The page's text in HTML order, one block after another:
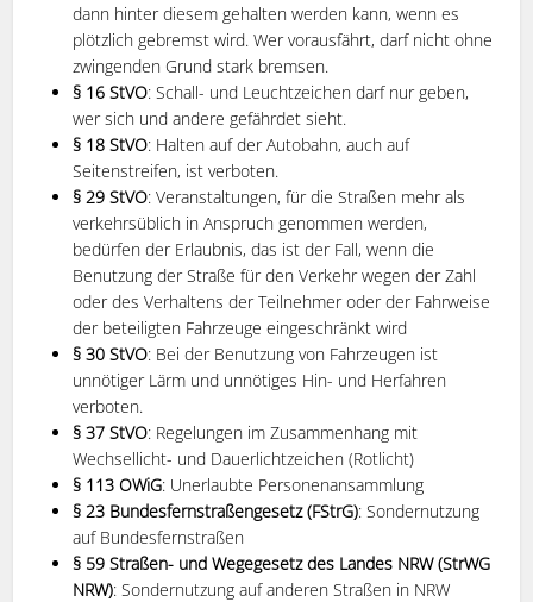
dann hinter diesem gehalten werden kann, wenn es
plötzlich gebremst wird. Wer vorausfährt, darf nicht ohne
zwingenden Grund stark bremsen.
§ 16 StVO: Schall- und Leuchtzeichen darf nur geben,
wer sich und andere gefährdet sieht.
§ 18 StVO: Halten auf der Autobahn, auch auf
Seitenstreifen, ist verboten.
§ 29 StVO: Veranstaltungen, für die Straßen mehr als
verkehrsüblich in Anspruch genommen werden,
bedürfen der Erlaubnis, das ist der Fall, wenn die
Benutzung der Straße für den Verkehr wegen der Zahl
oder des Verhaltens der Teilnehmer oder der Fahrweise
der beteiligten Fahrzeuge eingeschränkt wird
§ 30 StVO: Bei der Benutzung von Fahrzeugen ist
unnötiger Lärm und unnötiges Hin- und Herfahren
verboten.
§ 37 StVO: Regelungen im Zusammenhang mit
Wechsellicht- und Dauerlichtzeichen (Rotlicht)
§ 113 OWiG: Unerlaubte Personenansammlung
§ 23 Bundesfernstraßengesetz (FStrG): Sondernutzung
auf Bundesfernstraßen
§ 59 Straßen- und Wegegesetz des Landes NRW (StrWG
NRW): Sondernutzung auf anderen Straßen in NRW